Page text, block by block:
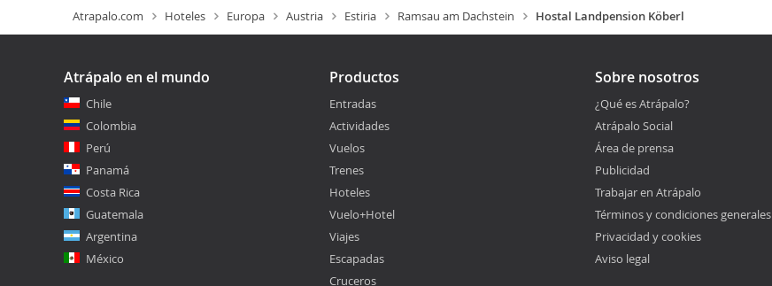
Atrapalo.com Hoteles Europa Austria Estiria Ramsau am Dachstein Hostal Landpension Köberl
Atrápalo en el mundo
Chile
Colombia
Perú
Panamá
Costa Rica
Guatemala
Argentina
México
Productos
Entradas
Actividades
Vuelos
Trenes
Hoteles
Vuelo+Hotel
Viajes
Escapadas
Cruceros
Sobre nosotros
¿Qué es Atrápalo?
Atrápalo Social
Área de prensa
Publicidad
Trabajar en Atrápalo
Términos y condiciones generales
Privacidad y cookies
Aviso legal